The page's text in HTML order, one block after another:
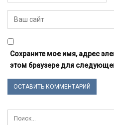
Сохраните мое имя, адрес
этом браузере для